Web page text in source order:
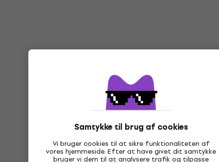
Samtykke til brug af cookies
Vi bruger cookies til at sikre funktionaliteten af
vores hjemmeside. Efter at have givet dit samtykke
bruger vi dem til at analysere trafik og tilpasse